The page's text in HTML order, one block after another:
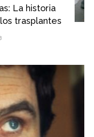
La historia
trasplantes